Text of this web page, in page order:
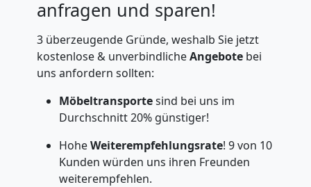
anfragen und sparen!
3 überzeugende Gründe, weshalb Sie jetzt
kostenlose & unverbindlicheAngebote bei
uns anfordern sollten:
Möbeltransportesind bei uns im
Durchschnitt 20% günstiger!
HoheWeiterempfehlungsrate! 9 von 10
Kunden würden uns ihren Freunden
weiterempfehlen.